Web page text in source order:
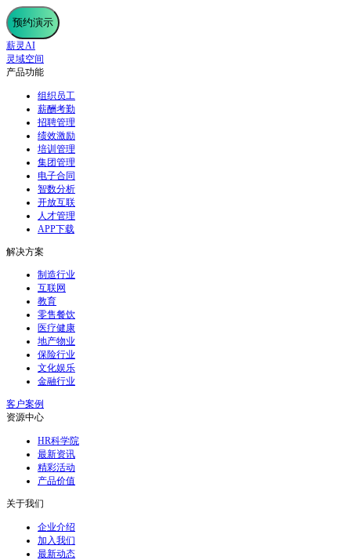
预约演示
薪灵AI
灵域空间
产品功能
组织员工
薪酬考勤
招聘管理
绩效激励
培训管理
集团管理
电子合同
智数分析
开放互联
人才管理
APP下载
解决方案
制造行业
互联网
教育
零售餐饮
医疗健康
地产物业
保险行业
文化娱乐
金融行业
客户案例
资源中心
HR科学院
最新资讯
精彩活动
产品价值
关于我们
企业介绍
加入我们
最新动态